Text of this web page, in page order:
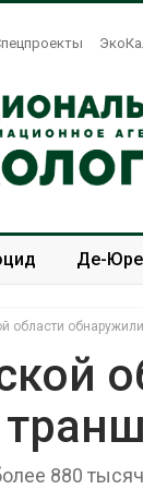
Де-Юре
области
880